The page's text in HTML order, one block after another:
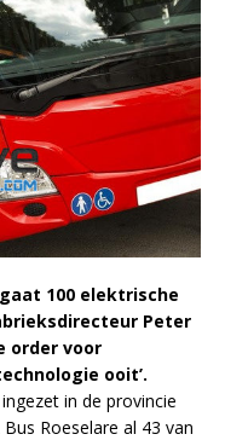
100 elektrische
Peter
order voor
ooit’.
in de provincie
Roeselare al 43 van